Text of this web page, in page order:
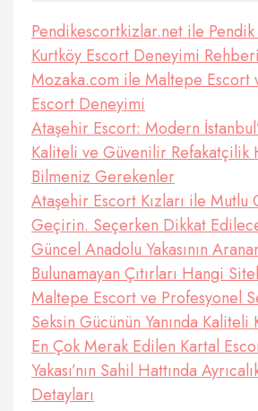
Pendikescortkizlar.net ile
Kurtköy Escort Deneyimi Rehberi
Mozaka.com ile Maltepe Escort
Escort Deneyimi
Ataşehir Escort: Modern
Kaliteli ve Güvenilir Refakatçilik
Bilmeniz Gerekenler
Ataşehir Escort Kızları ile Mutlu
Geçirin. Seçerken Dikkat
Güncel Anadolu Yakasının
Bulunamayan Çıtırları Hangi
Maltepe Escort ve Profesyonel
Seksin Gücünün Yanında
En Çok Merak Edilen Kartal
Yakası’nın Sahil Hattında
Detayları